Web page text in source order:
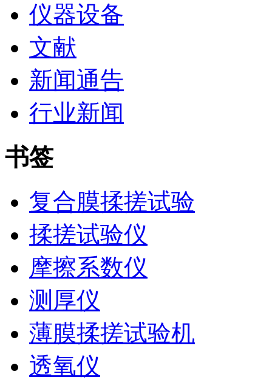
仪器设备
文献
新闻通告
行业新闻
书签
复合膜揉搓试验
揉搓试验仪
摩擦系数仪
测厚仪
薄膜揉搓试验机
透氧仪